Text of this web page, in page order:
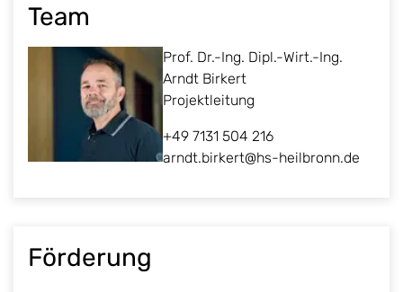
Team
Prof. Dr.-Ing. Dipl.-Wirt.-Ing.
Arndt Birkert
Projektleitung
+49 7131 504 216
arndt.birkert@hs-heilbronn.de
Förderung